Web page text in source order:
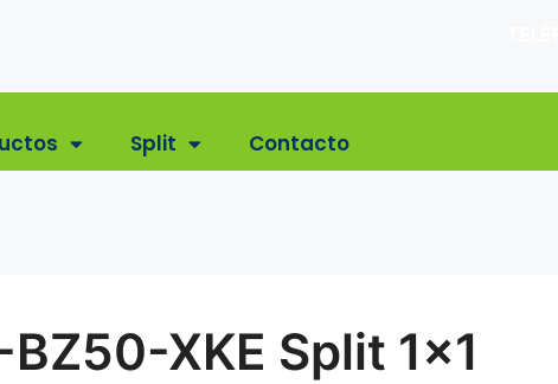
Split Contacto
BZ50-XKE Split 1×1